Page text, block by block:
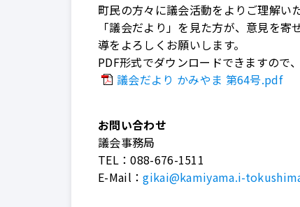
町民の方々に議会活動をよりご理解い
「議会だより」を見た方が、意見を
導をよろしくお願いします。
PDF形式でダウンロードできますので
議会だより かみやま 第64号.pdf
お問い合わせ
議会事務局
TEL：088-676-1511
E-Mail：gikai@kamiyama.i-